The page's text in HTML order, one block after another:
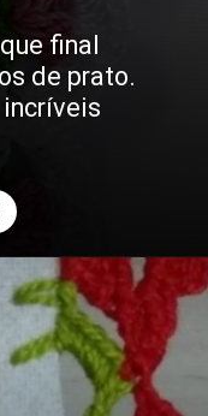
final
de prato.
https://bordadosdalea.com.br/bico-de-croche-carreira-unica-grande-para-pecas-lindas/